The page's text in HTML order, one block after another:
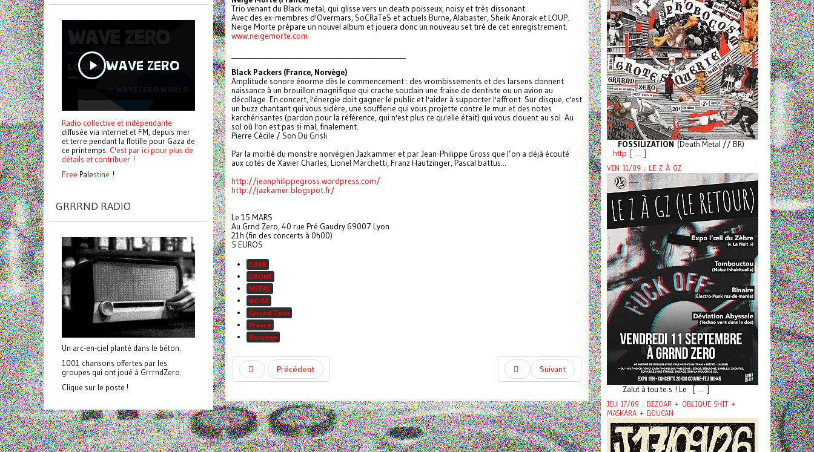
Trio venant du Black metal, qui glisse vers un death poisseux, noisy et très dissonant.
Avec des ex-membres d'Overmars, SoCRaTeS et actuels Burne, Alabaster, Sheik Anorak et LOUP.
Neige Morte prépare un nouvel album et jouera donc un nouveau set tiré de cet enregistrement.
www.neigemorte.com
Black Packers (France, Norvège)
Amplitude sonore énorme dès le commencement : des vrombissements et des larsens donnent
naissance à un brouillon magnifique qui crache soudain une fraise de dentiste ou un avion au
décollage. En concert, l'énergie doit gagner le public et l'aider à supporter l'affront. Sur disque, c'est
un buzz chantant qui vous sidère, une soufflerie qui vous projette contre le mur et des notes
karchérisantes (pardon pour la référence, qui n'est plus ce qu'elle était) qui vous clouent au sol. Au
sol où l'on est pas si mal, finalement.
Pierre Cécile / Son Du Grisli
Par la moitié du monstre norvégien Jazkammer et par Jean-Philippe Gross que l’on a déjà écouté
aux cotés de Xavier Charles, Lionel Marchetti, Franz Hautzinger, Pascal battus...
http://jeanphilippegross.wordpress.com/
http://jazkamer.blogspot.fr/
Le 15 MARS
Au Grnd Zero, 40 rue Pré Gaudry 69007 Lyon
21h (fin des concerts à 0h00)
5 EUROS
DARK
DRONE
METAL
NOISE
Grrrnd Zero
France
Norvège
Précédent Suivant
Radio collective et indépendante
diffusée via internet et FM, depuis mer
et terre pendant la flotille pour Gaza de
ce printemps. C'est par ici pour plus de
détails et contribuer !
Free Palestine !
GRRRND RADIO
Un arc-en-ciel planté dans le béton.
1001 chansons offertes par les
groupes qui ont joué à GrrrndZero.
Clique sur le poste !
FOSSILIZATION (Death Metal // BR)
http [ ... ]
VEN 11/09 : LE Z À GZ
Zalut à tou.te.s ! Le [ ... ]
JEU 17/09 : BEZOAR + OBLIQUE SHIT +
MASKARA + BOUCAN